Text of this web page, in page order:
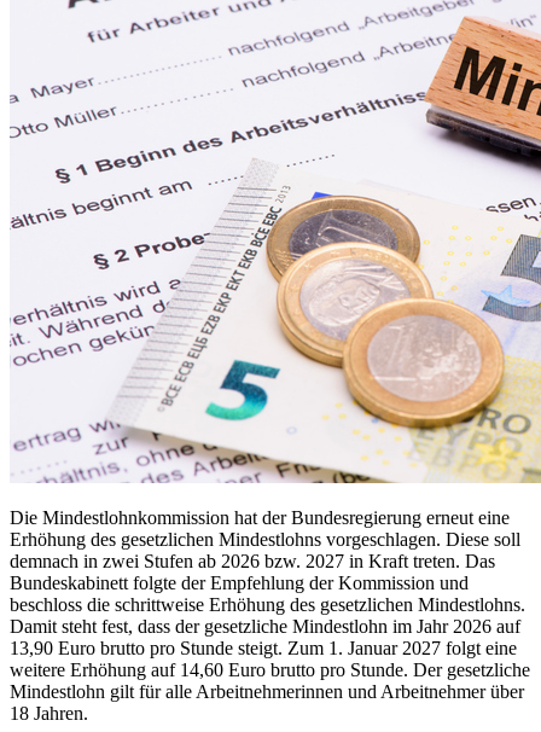
Die Mindestlohnkommission hat der Bundesregierung erneut eine
Erhöhung des gesetzlichen Mindestlohns vorgeschlagen. Diese soll
demnach in zwei Stufen ab 2026 bzw. 2027 in Kraft treten. Das
Bundeskabinett folgte der Empfehlung der Kommission und
beschloss die schrittweise Erhöhung des gesetzlichen Mindestlohns.
Damit steht fest, dass der gesetzliche Mindestlohn im Jahr 2026 auf
13,90 Euro brutto pro Stunde steigt. Zum 1. Januar 2027 folgt eine
weitere Erhöhung auf 14,60 Euro brutto pro Stunde. Der gesetzliche
Mindestlohn gilt für alle Arbeitnehmerinnen und Arbeitnehmer über
18 Jahren.